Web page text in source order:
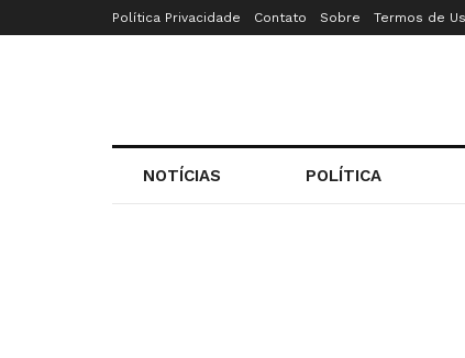
Política Privacidade Contato Sobre Termos de
NOTÍCIAS POLÍTICA